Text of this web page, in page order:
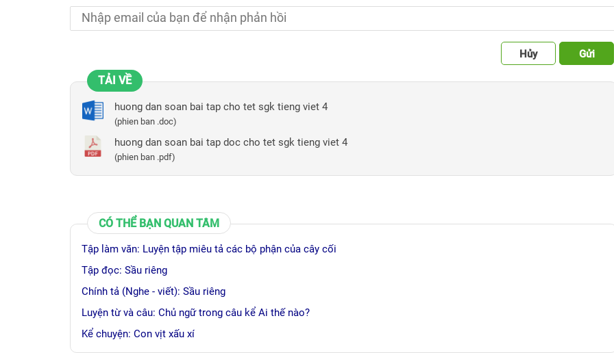
Hủy Gửi
TẢI VỀ
huong dan soan bai tap cho tet sgk tieng viet 4
(phien ban .doc)
huong dan soan bai tap doc cho tet sgk tieng viet 4
(phien ban .pdf)
CÓ THỂ BẠN QUAN TÂM
Tập làm văn: Luyện tập miêu tả các bộ phận của cây cối
Tập đọc: Sầu riêng
Chính tả (Nghe - viết): Sầu riêng
Luyện từ và câu: Chủ ngữ trong câu kể Ai thế nào?
Kể chuyện: Con vịt xấu xí